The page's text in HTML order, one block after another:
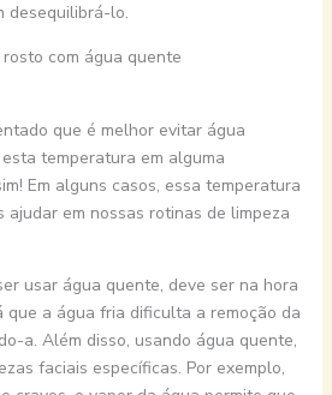
desequilibrá-lo.
com água quente
que é melhor evitar água
temperatura em alguma
Em alguns casos, essa temperatura
ajudar em nossas rotinas de limpeza
usar água quente, deve ser na hora
que a água fria dificulta a remoção da
a. Além disso, usando água quente,
faciais específicas. Por exemplo,